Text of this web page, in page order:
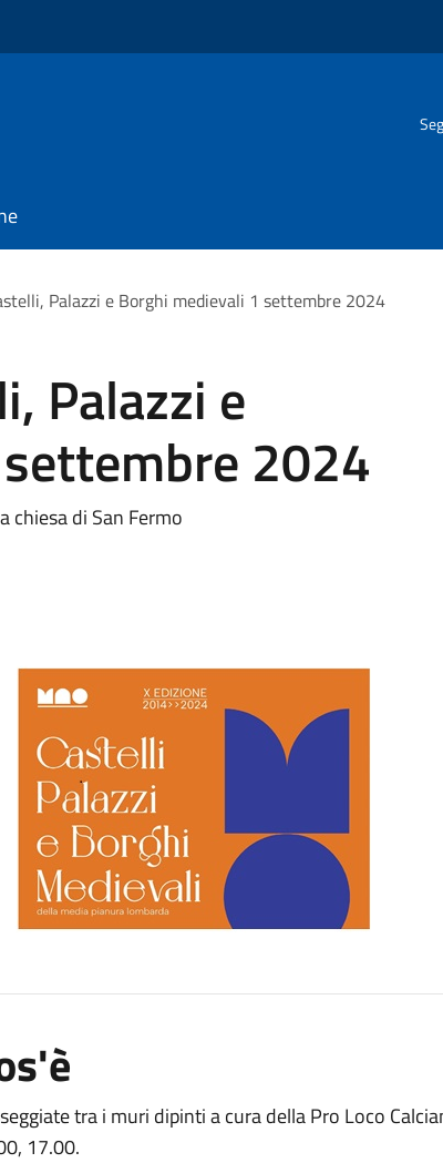
Palazzi e Borghi medievali 1 settembre 2024
Palazzi e
2024
chiesa di San Fermo
tra i muri dipinti a cura della Pro Loco
17.00.